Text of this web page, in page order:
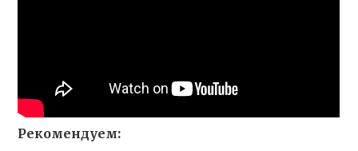
Рекомендуем: